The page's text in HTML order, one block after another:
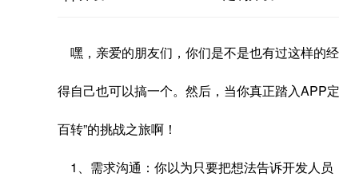
嘿，亲爱的朋友们，你们是不是也有过这样的
得自己也可以搞一个。然后，当你真正踏入APP
百转”的挑战之旅啊！
1、需求沟通：你以为只要把想法告诉开发人